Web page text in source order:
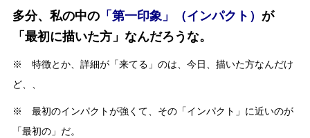
多分、私の中の 「第一印象」（インパクト） が
「最初に描いた方」なんだろうな。
※ 特徴とか、詳細が「来てる」のは、今日、描いた方なんだけ
ど、、
※ 最初のインパクトが強くて、その「インパクト」に近いのが
「最初の」だ。